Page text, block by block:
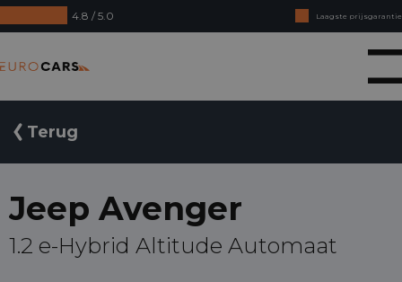
4.8 / 5.0
Laagste prijsgarantie
Online kopen, niet goed geld terug
Financial lease - Soepele acceptatie
Terug
Jeep Avenger
1.2 e-Hybrid Altitude Automaat